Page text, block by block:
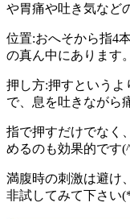
や胃痛や吐き気など
位置:おへそから指4
の真ん中にあります。
押し方:押すというよ
で、息を吐きながら
指で押すだけでなく
めるのも効果的です
満腹時の刺激は避け
非試してみて下さい